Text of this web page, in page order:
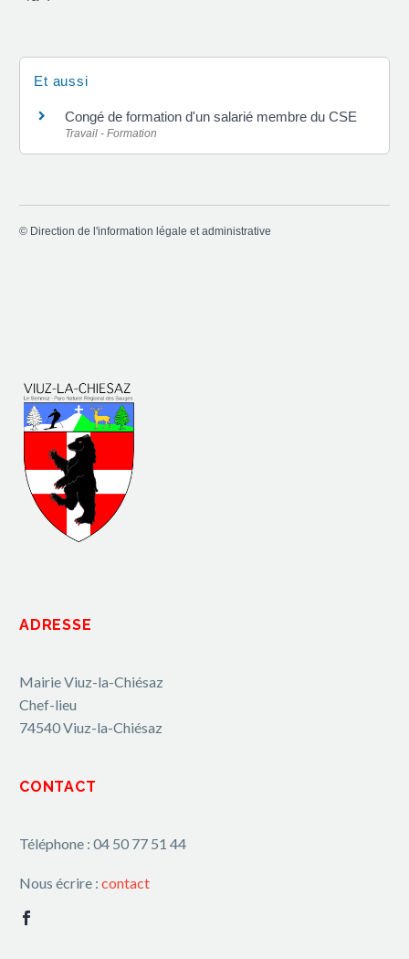
Et aussi
Congé de formation d'un salarié membre du CSE
Travail - Formation
© Direction de l'information légale et administrative
ADRESSE
Mairie Viuz-la-Chiésaz
Chef-lieu
74540 Viuz-la-Chiésaz
CONTACT
Téléphone : 04 50 77 51 44
Nous écrire : contact